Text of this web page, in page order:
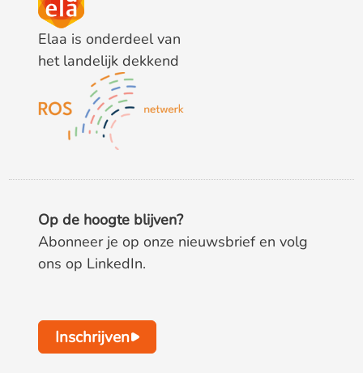
Elaa is onderdeel van
het landelijk dekkend
Op de hoogte blijven?
Abonneer je op onze nieuwsbrief en volg
ons op LinkedIn.
Inschrijven